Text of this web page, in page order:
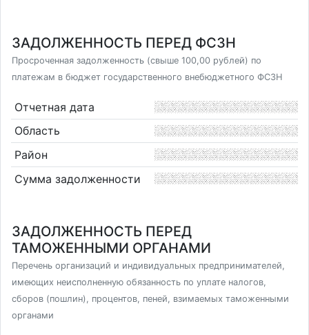
ЗАДОЛЖЕННОСТЬ ПЕРЕД ФСЗН
Просроченная задолженность (свыше 100,00 рублей) по
платежам в бюджет государственного внебюджетного ФСЗН
Отчетная дата
Область
Район
Сумма задолженности
ЗАДОЛЖЕННОСТЬ ПЕРЕД
ТАМОЖЕННЫМИ ОРГАНАМИ
Перечень организаций и индивидуальных предпринимателей,
имеющих неисполненную обязанность по уплате налогов,
сборов (пошлин), процентов, пеней, взимаемых таможенными
органами